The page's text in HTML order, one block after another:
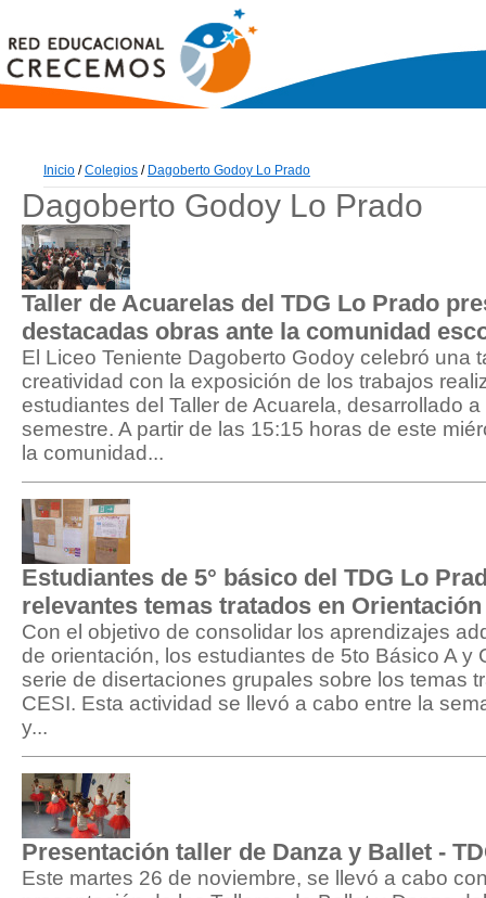
Inicio /Colegios / Dagoberto Godoy Lo Prado
Dagoberto Godoy Lo Prado
Taller de Acuarelas del TDG Lo Prado
destacadas obras ante la comunidad
El Liceo Teniente Dagoberto Godoy celebró una
creatividad con la exposición de los trabajos
estudiantes del Taller de Acuarela, desarrollado
semestre. A partir de las 15:15 horas de este
la comunidad...
Estudiantes de 5° básico del TDG Lo
relevantes temas tratados en Orientación
Con el objetivo de consolidar los aprendizajes
de orientación, los estudiantes de 5to Básico A y
serie de disertaciones grupales sobre los temas
CESI. Esta actividad se llevó a cabo entre la
y...
Presentación taller de Danza y Ballet -
Este martes 26 de noviembre, se llevó a cabo